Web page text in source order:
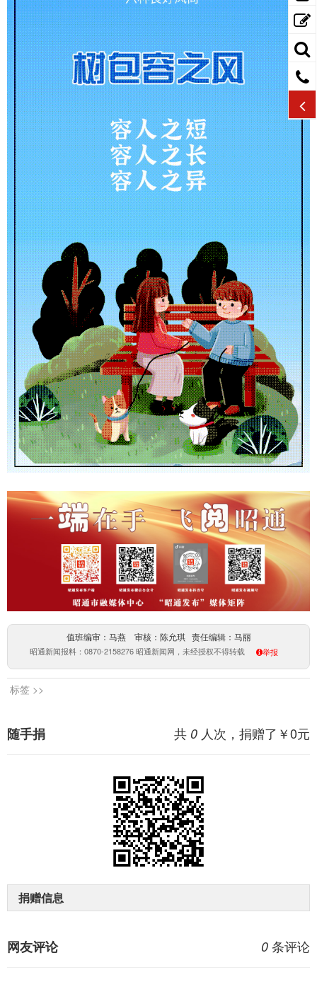
值班编审：马燕 审核：陈允琪 责任编辑：马丽
昭通新闻报料：0870-2158276 昭通新闻网，未经授权不得转载 举报
标签 >>
共 0 人次，捐赠了￥0元
随手捐
捐赠信息
0 条评论
网友评论